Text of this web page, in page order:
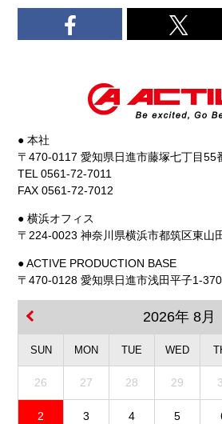
● 本社
〒470-0117 愛知県日進市藤塚七丁目55
TEL 0561-72-7011
FAX 0561-72-7012
● 横浜オフィス
〒224-0023 神奈川県横浜市都筑区東山
● ACTIVE PRODUCTION BASE
〒470-0128 愛知県日進市浅田平子1-370
2026年 8月
SUN MON TUE WED
26 27 28 29
2 3 4 5